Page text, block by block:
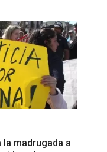
la madrugada a